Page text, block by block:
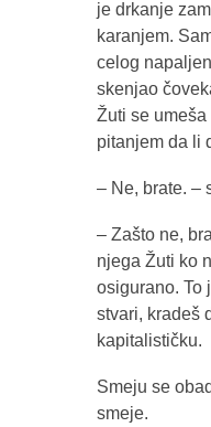
je drkanje
karanjem.
celog
skenjao
Žuti se
pitanjem da li
– Ne, brate. –
– Zašto ne,
njega Žuti ko
osigurano. To
stvari, kradeš
kapitalističku.
Smeju se
smeje.